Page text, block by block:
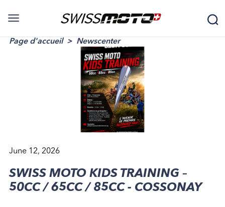
Page d'accueil Newscenter
June 12, 2026
SWISS MOTO KIDS TRAINING –
50CC / 65CC / 85CC - COSSONAY